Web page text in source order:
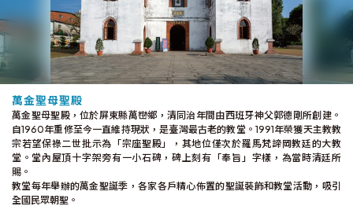
萬金聖母聖殿
萬金聖母聖殿，位於屏東縣萬巒鄉，清同治年間由西班牙神父郭德剛所創建。
自1960年重修至今一直維持現狀，是臺灣最古老的教堂。1991年榮獲天主教教
宗若望保祿二世批示為「宗座聖殿」，其地位僅次於羅馬梵諦岡教廷的大教
堂。堂內屋頂十字架旁有一小石碑，碑上刻有「奉旨」字樣，為當時清廷所
賜。
教堂每年舉辦的萬金聖誕季，各家各戶精心佈置的聖誕裝飾和教堂活動，吸引
全國民眾朝聖。